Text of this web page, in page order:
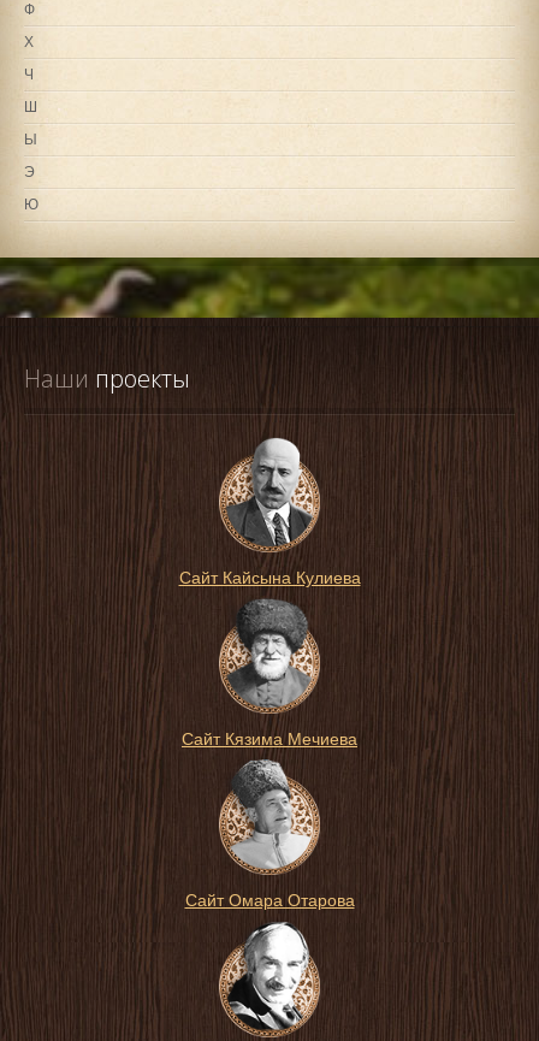
Ф
Х
Ч
Ш
Ы
Э
Ю
Наши проекты
Сайт Кайсына Кулиева
Сайт Кязима Мечиева
Сайт Омара Отарова